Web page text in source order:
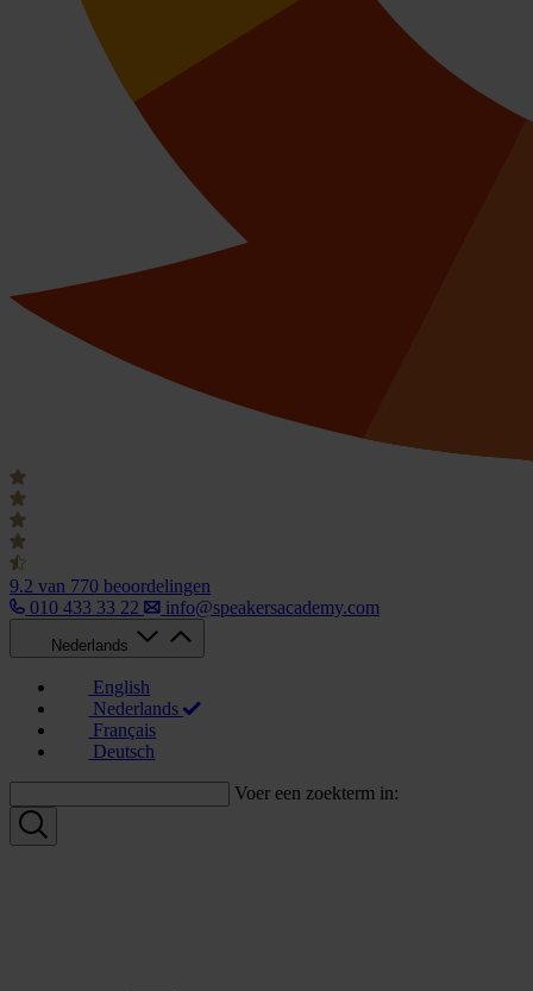
9.2 van 770 beoordelingen
010 433 33 22
info@speakersacademy.com
Nederlands
English
Nederlands
Français
Deutsch
Voer een zoekterm in: